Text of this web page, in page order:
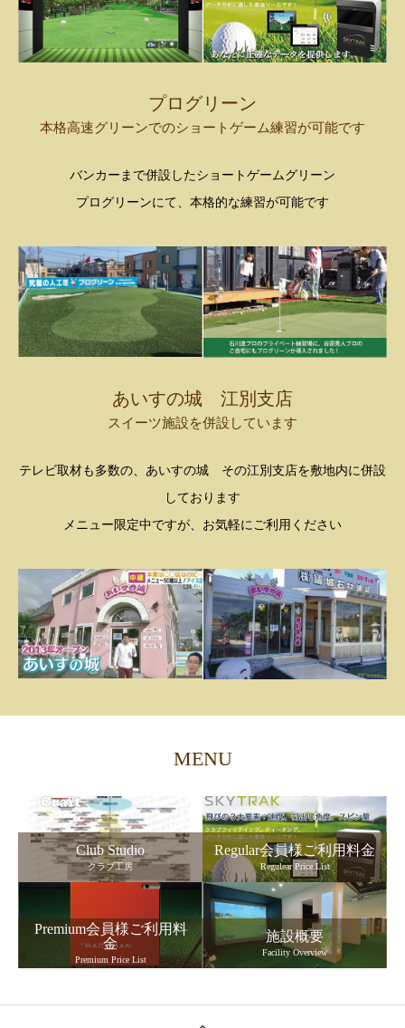
プログリーン
本格高速グリーンでのショートゲーム練習が可能です
バンカーまで併設したショートゲームグリーン
プログリーンにて、本格的な練習が可能です
あいすの城 江別支店
スイーツ施設を併設しています
テレビ取材も多数の、あいすの城 その江別支店を敷地内に併設
しております
メニュー限定中ですが、お気軽にご利用ください
MENU
Club Studio
クラブ工房
Regular会員様ご利用料金
Regulear Price List
Premium会員様ご利用料
金
Premium Price List
施設概要
Facility Overview